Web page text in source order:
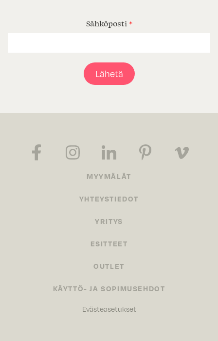
Sähköposti *
Lähetä
MYYMÄLÄT
YHTEYSTIEDOT
YRITYS
ESITTEET
OUTLET
KÄYTTÖ- JA SOPIMUSEHDOT
Evästeasetukset